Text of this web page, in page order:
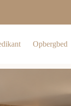
Opbergbed